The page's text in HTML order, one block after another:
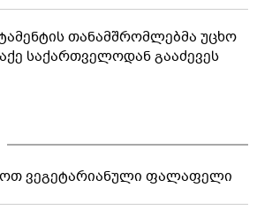
თანამშრომლებმა უცხო
საქართველოდან გააძევეს
ვეგეტარიანული ფალაფელი